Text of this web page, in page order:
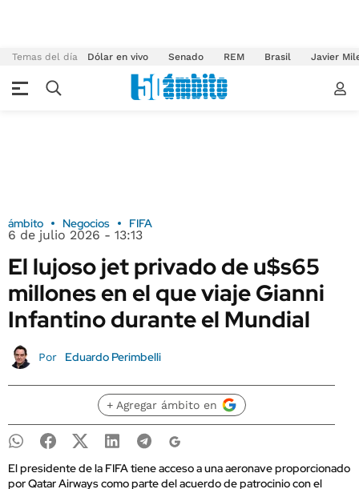
Temas del día Dólar en vivo Senado REM Brasil Javier
ámbito Negocios FIFA
6 de julio 2026 - 13:13
El lujoso jet privado de u$s65
millones en el que viaje Gianni
Infantino durante el Mundial
Por Eduardo Perimbelli
+ Agregar ámbito en
El presidente de la FIFA tiene acceso a una aeronave proporcionado
por Qatar Airways como parte del acuerdo de patrocinio con el